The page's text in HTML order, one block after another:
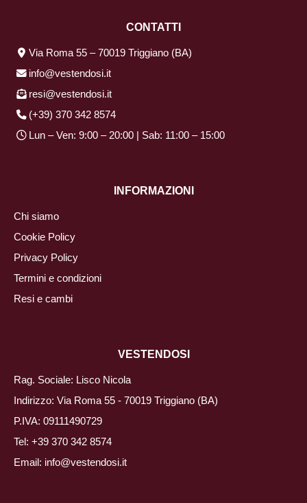
CONTATTI
Via Roma 55 – 70019 Triggiano (BA)
info@vestendosi.it
resi@vestendosi.it
(+39) 370 342 8574
Lun – Ven: 9:00 – 20:00 | Sab: 11:00 – 15:00
INFORMAZIONI
Chi siamo
Cookie Policy
Privacy Policy
Termini e condizioni
Resi e cambi
VESTENDOSI
Rag. Sociale: Lisco Nicola
Indirizzo: Via Roma 55 - 70019 Triggiano (BA)
P.IVA: 09111490729
Tel: +39 370 342 8574
Email: info@vestendosi.it